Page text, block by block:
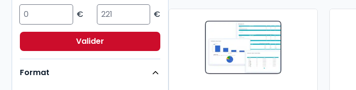
Action sociale
1
Droit civil
ESG/Compliance
1
Valider
Format